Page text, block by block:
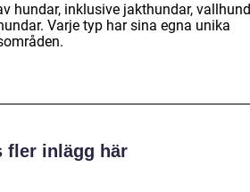
hundar, inklusive jakthundar,
Varje typ har sina egna unika
fler inlägg här